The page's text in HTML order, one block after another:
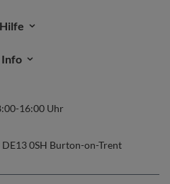
Hilfe
Info
16:00 Uhr
DE13 0SH Burton-on-Trent